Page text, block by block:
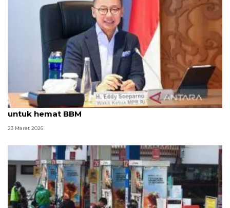
Wakil Ketua MPR dukung WFH setelah Lebaran
untuk hemat BBM
23 Maret 2026